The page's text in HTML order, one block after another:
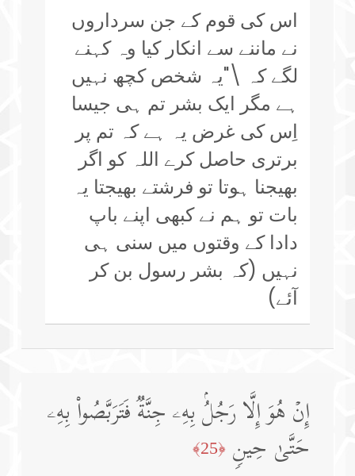
اس کی قوم کے جن سرداروں
نے ماننے سے انکار کیا وہ کہنے
لگے کہ \"یہ شخص کچھ نہیں
ہے مگر ایک بشر تم ہی جیسا
اِس کی غرض یہ ہے کہ تم پر
برتری حاصل کرے اللہ کو اگر
بھیجنا ہوتا تو فرشتے بھیجتا یہ
بات تو ہم نے کبھی اپنے باپ
دادا کے وقتوں میں سنی ہی
نہیں (کہ بشر رسول بن کر
آئے)
إِنۡ هُوَ إِلَّا رَجُلُۢ بِهِۦ جِنَّةࣱ فَتَرَبَّصُوا۟ بِهِۦ
حَتَّىٰ حِینࣲ ﴿25﴾